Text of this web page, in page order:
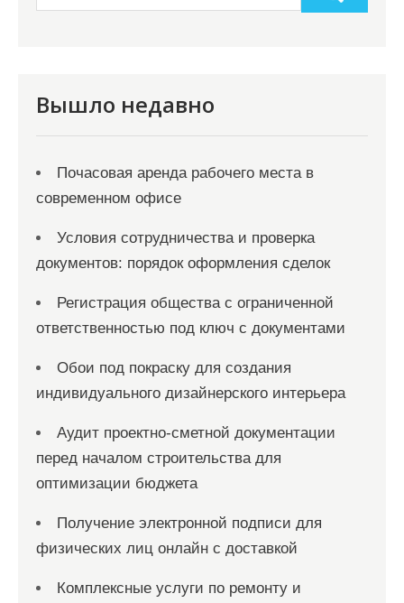
Вышло недавно
Почасовая аренда рабочего места в
современном офисе
Условия сотрудничества и проверка
документов: порядок оформления сделок
Регистрация общества с ограниченной
ответственностью под ключ с документами
Обои под покраску для создания
индивидуального дизайнерского интерьера
Аудит проектно-сметной документации
перед началом строительства для
оптимизации бюджета
Получение электронной подписи для
физических лиц онлайн с доставкой
Комплексные услуги по ремонту и